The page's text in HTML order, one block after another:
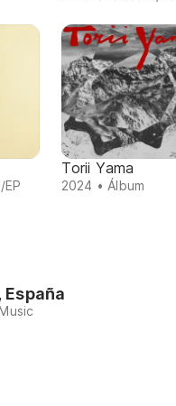
Torii Yama
2024 • Álbum